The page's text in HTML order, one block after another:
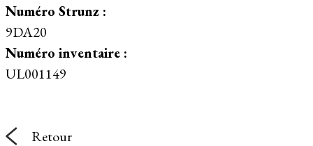
Numéro Strunz :
9DA20
Numéro inventaire :
UL001149
Retour